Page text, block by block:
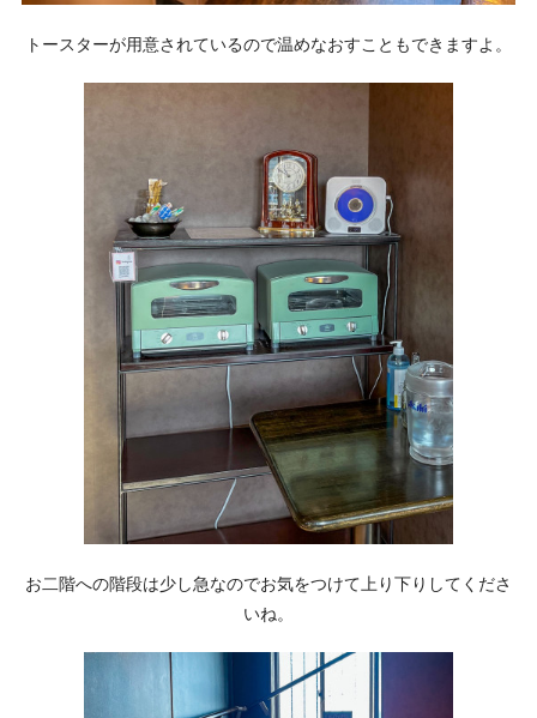
トースターが用意されているので温めなおすこともできますよ。
お二階への階段は少し急なのでお気をつけて上り下りしてくださ
いね。